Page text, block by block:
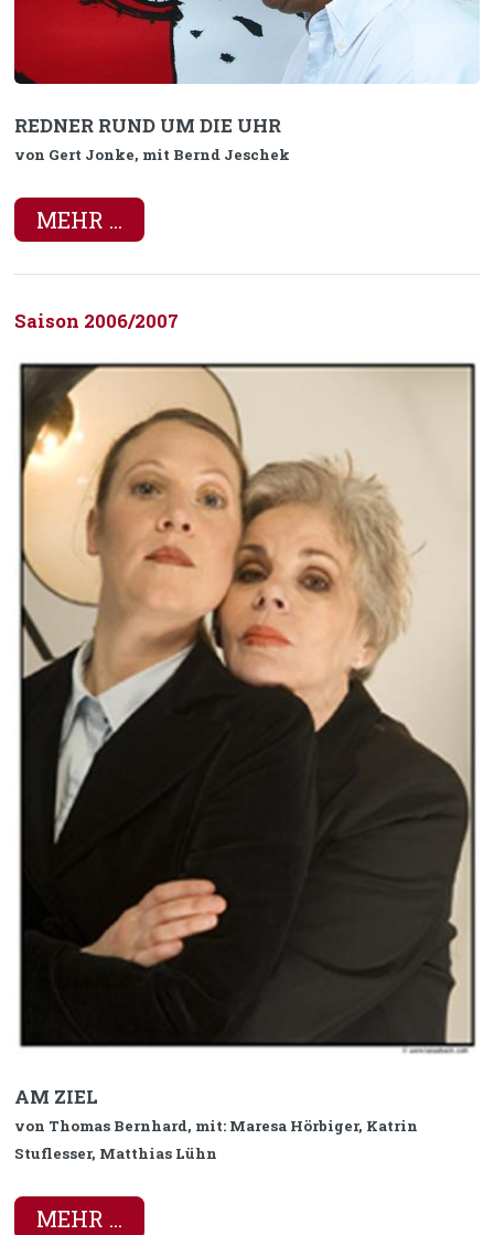
REDNER RUND UM DIE UHR
von Gert Jonke, mit Bernd Jeschek
MEHR ...
Saison 2006/2007
AM ZIEL
von Thomas Bernhard, mit: Maresa Hörbiger, Katrin
Stuflesser, Matthias Lühn
MEHR ...